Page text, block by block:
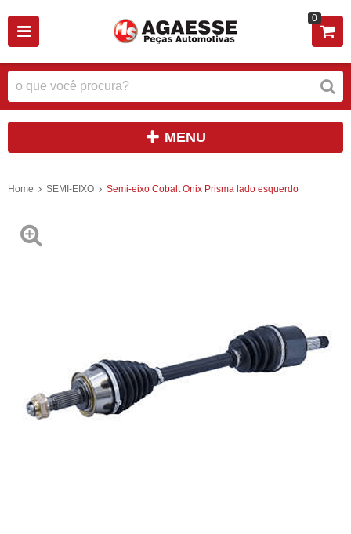
0
MENU
Home SEMI-EIXO Semi-eixo Cobalt Onix Prisma lado esquerdo